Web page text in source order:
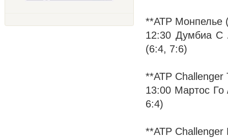
**ATP Монпелье
12:30 Думбиа С
(6:4, 7:6)
**ATP
13:00 Мартос
6:4)
**ATP Challenger